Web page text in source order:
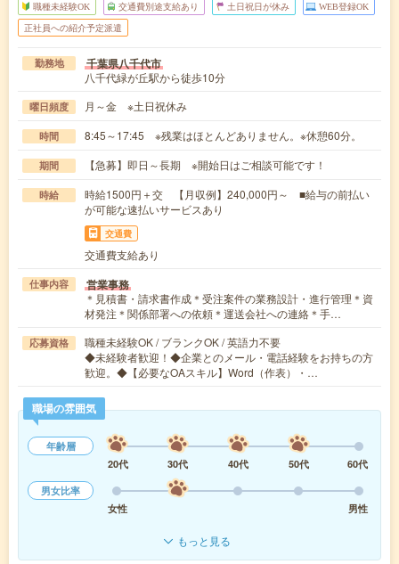
職種未経験OK 交通費別途支給あり 土日祝日が休み WEB登録OK
正社員への紹介予定派遣
勤務地 千葉県八千代市
八千代緑が丘駅から徒歩10分
曜日頻度 月～金 ※土日祝休み
時間 8:45～17:45 ※残業はほとんどありません。※休憩60分。
期間 【急募】即日～長期 ※開始日はご相談可能です！
時給
時給1500円＋交 【月収例】240,000円～ ■給与の前払い
が可能な速払いサービスあり
交通費
交通費支給あり
仕事内容 営業事務
＊見積書・請求書作成＊受注案件の業務設計・進行管理＊資
材発注＊関係部署への依頼＊運送会社への連絡＊手…
応募資格
職種未経験OK / ブランクOK / 英語力不要
◆未経験者歓迎！◆企業とのメール・電話経験をお持ちの方
歓迎。◆【必要なOAスキル】Word（作表）・…
職場の雰囲気
年齢層
20代
30代 40代 50代
60代
男女比率
女性
男性
もっと見る